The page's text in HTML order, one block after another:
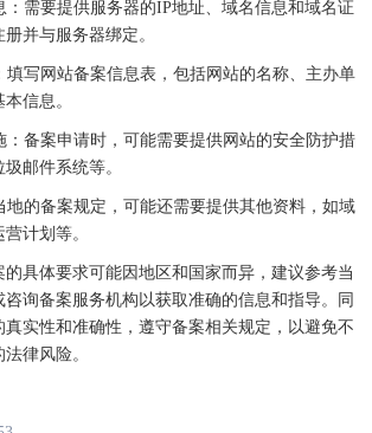
：需要提供服务器的IP地址、域名信息和域名证
并与服务器绑定。
填写网站备案信息表，包括网站的名称、主办单
信息。
：备案申请时，可能需要提供网站的安全防护措
邮件系统等。
地的备案规定，可能还需要提供其他资料，如域
计划等。
具体要求可能因地区和国家而异，建议参考当
询备案服务机构以获取准确的信息和指导。同
真实性和准确性，遵守备案相关规定，以避免不
律风险。